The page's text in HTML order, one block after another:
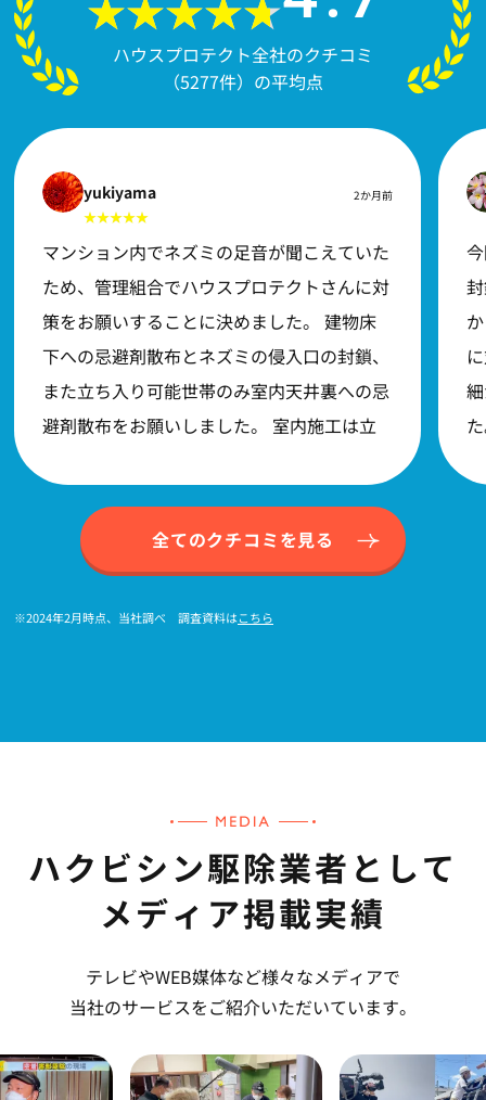
ハウスプロテクト全社のクチコミ
（5277件）の平均点
yukiyama 2か月前
マンション内でネズミの足音が聞こえていた
ため、管理組合でハウスプロテクトさんに対
策をお願いすることに決めました。 建物床
下への忌避剤散布とネズミの侵入口の封鎖、
また立ち入り可能世帯のみ室内天井裏への忌
避剤散布をお願いしました。 室内施工は立
と聞こえなくなりました。 忌避剤は数種類
の中から選ぶことができるのですが(強力な
じ)、これまで自分たちで市販の忌避剤、殺
忌避剤でお願いして良かったと思います。
全てのクチコミを見る
※2024年2月時点、当社調べ 調査資料はこちら
ハクビシン駆除業者として
メディア掲載実績
テレビやWEB媒体など様々なメディアで
当社のサービスをご紹介いただいています。